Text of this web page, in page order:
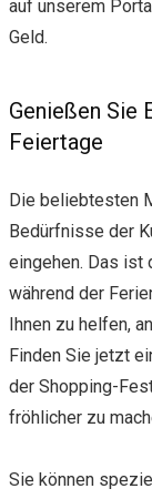
auf unserem
Geld.
Genießen Sie
Feiertage
Die beliebtesten
Bedürfnisse der
eingehen. Das ist
während der
Ihnen zu helfen,
Finden Sie jetzt
der Shopping-
fröhlicher zu
Sie können